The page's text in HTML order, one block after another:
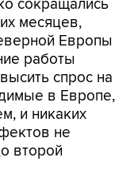
сокращались
месяцев,
Европы
работы
спрос на
в Европе,
и никаких
не
второй